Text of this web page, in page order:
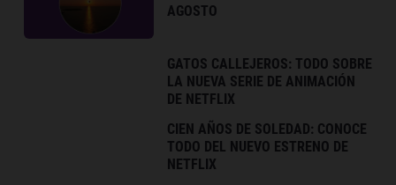
AGOSTO
GATOS CALLEJEROS: TODO SOBRE
LA NUEVA SERIE DE ANIMACIÓN
DE NETFLIX
CIEN AÑOS DE SOLEDAD: CONOCE
TODO DEL NUEVO ESTRENO DE
NETFLIX